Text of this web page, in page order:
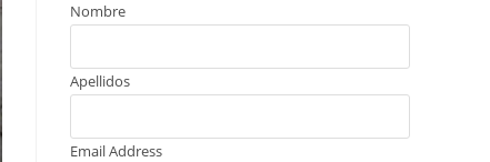
Nombre
Apellidos
Email Address